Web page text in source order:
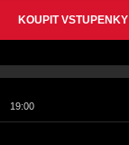
KOUPIT VSTUPENKY
19:00